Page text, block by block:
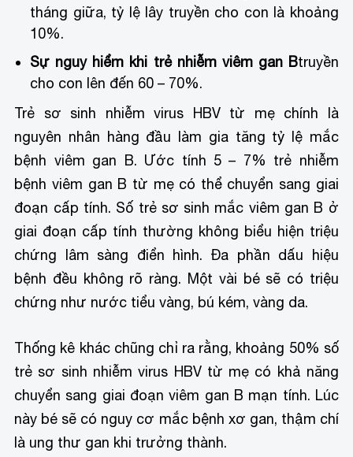
tháng giữa, tỷ lệ lây truyền cho con là khoảng
10%.
Sự nguy hiểm khi trẻ nhiễm viêm gan Btruyền
cho con lên đến 60 – 70%.
Trẻ sơ sinh nhiễm virus HBV từ mẹ chính là
nguyên nhân hàng đầu làm gia tăng tỷ lệ mắc
bệnh viêm gan B. Ước tính 5 – 7% trẻ nhiễm
bệnh viêm gan B từ mẹ có thể chuyển sang giai
đoạn cấp tính. Số trẻ sơ sinh mắc viêm gan B ở
giai đoạn cấp tính thường không biểu hiện triệu
chứng lâm sàng điển hình. Đa phần dấu hiệu
bệnh đều không rõ ràng. Một vài bé sẽ có triệu
chứng như nước tiểu vàng, bú kém, vàng da.
Thống kê khác chũng chỉ ra rằng, khoảng 50% số
trẻ sơ sinh nhiễm virus HBV từ mẹ có khả năng
chuyển sang giai đoạn viêm gan B mạn tính. Lúc
này bé sẽ có nguy cơ mắc bệnh xơ gan, thậm chí
là ung thư gan khi trưởng thành.